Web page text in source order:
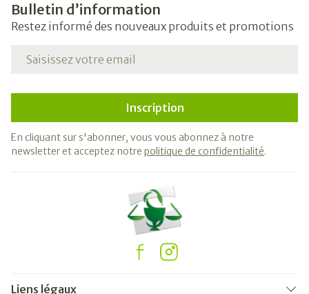
Bulletin d’information
Restez informé des nouveaux produits et promotions
Adresse mail
Inscription
En cliquant sur s'abonner, vous vous abonnez à notre
newsletter et acceptez notre politique de confidentialité.
Liens légaux